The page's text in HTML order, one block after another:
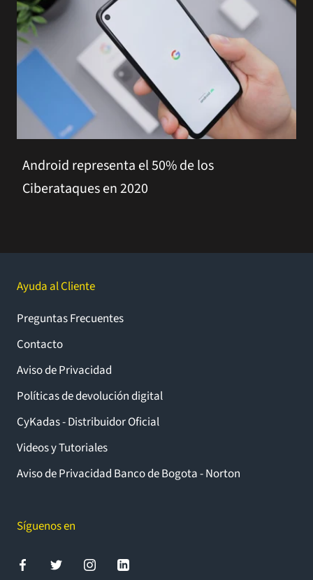
Android representa el 50% de los
Ciberataques en 2020
Ayuda al Cliente
Preguntas Frecuentes
Contacto
Aviso de Privacidad
Políticas de devolución digital
CyKadas - Distribuidor Oficial
Videos y Tutoriales
Aviso de Privacidad Banco de Bogota - Norton
Síguenos en